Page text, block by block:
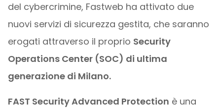
del cybercrimine, Fastweb ha attivato due
nuovi servizi di sicurezza gestita, che saranno
erogati attraverso il proprio Security
Operations Center (SOC) di ultima
generazione di Milano.
FAST Security Advanced Protection è una